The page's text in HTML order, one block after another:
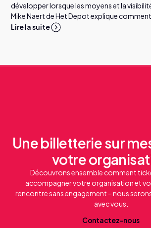
développer lorsque les moyens et la
Mike Naert de Het Depot explique
accompagne les artistes et le rôle que
Lire la suite
Une billetterie sur
votre
Découvrons ensemble comment
accompagner votre organisation et
rencontre sans engagement – nous
avec vous.
Contactez-nous